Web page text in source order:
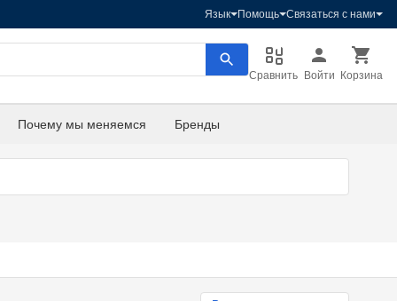
Язык Помощь Связаться с нами
Сравнить Войти Корзина
Почему мы меняемся Бренды